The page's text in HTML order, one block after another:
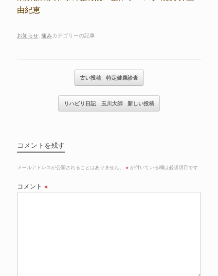
由紀恵
お知らせ, 痛みカテゴリーの記事
記事のナビゲーション古い投稿 特定健康診査
リハビリ日記 玉川大師 新しい投稿
コメントを残す
メールアドレスが公開されることはありません。 ※ が付いている欄は必須項目です
コメント ※